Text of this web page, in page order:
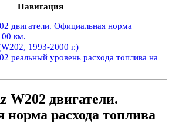
Навигация
двигатели. Официальная норма
км.
1993-2000 г.)
реальный уровень расхода топлива на
W202 двигатели.
расхода топлива